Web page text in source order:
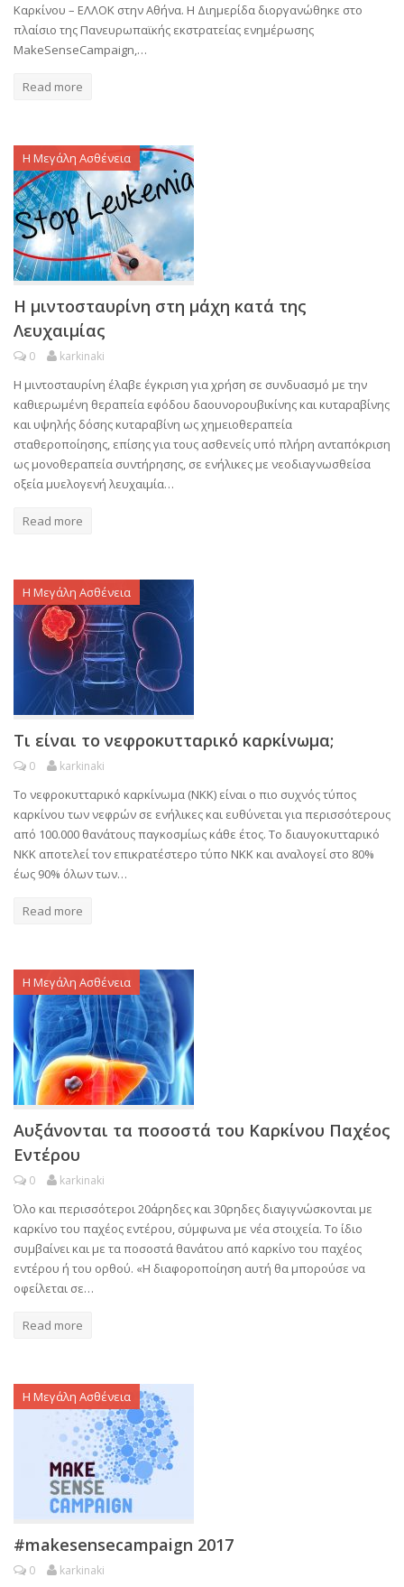
Καρκίνου – ΕΛΛΟΚ στην Αθήνα. Η Διημερίδα διοργανώθηκε στο
πλαίσιο της Πανευρωπαϊκής εκστρατείας ενημέρωσης
MakeSenseCampaign,…
Read more
Η Μεγάλη Ασθένεια
Η μιντοσταυρίνη στη μάχη κατά της
Λευχαιμίας
0 karkinaki
Η μιντοσταυρίνη έλαβε έγκριση για χρήση σε συνδυασμό με την
καθιερωμένη θεραπεία εφόδου δαουνορουβικίνης και κυταραβίνης
και υψηλής δόσης κυταραβίνη ως χημειοθεραπεία
σταθεροποίησης, επίσης για τους ασθενείς υπό πλήρη ανταπόκριση
ως μονοθεραπεία συντήρησης, σε ενήλικες με νεοδιαγνωσθείσα
οξεία μυελογενή λευχαιμία…
Read more
Η Μεγάλη Ασθένεια
Τι είναι το νεφροκυτταρικό καρκίνωμα;
0 karkinaki
Το νεφροκυτταρικό καρκίνωμα (ΝΚΚ) είναι ο πιο συχνός τύπος
καρκίνου των νεφρών σε ενήλικες και ευθύνεται για περισσότερους
από 100.000 θανάτους παγκοσμίως κάθε έτος. Το διαυγοκυτταρικό
ΝΚΚ αποτελεί τον επικρατέστερο τύπο ΝΚΚ και αναλογεί στο 80%
έως 90% όλων των…
Read more
Η Μεγάλη Ασθένεια
Αυξάνονται τα ποσοστά του Καρκίνου Παχέος
Εντέρου
0 karkinaki
Όλο και περισσότεροι 20άρηδες και 30ρηδες διαγιγνώσκονται με
καρκίνο του παχέος εντέρου, σύμφωνα με νέα στοιχεία. Το ίδιο
συμβαίνει και με τα ποσοστά θανάτου από καρκίνο του παχέος
εντέρου ή του ορθού. «Η διαφοροποίηση αυτή θα μπορούσε να
οφείλεται σε…
Read more
Η Μεγάλη Ασθένεια
#makesensecampaign 2017
0 karkinaki